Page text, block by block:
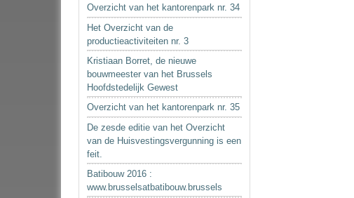
Overzicht van het kantorenpark nr. 34
Het Overzicht van de
productieactiviteiten nr. 3
Kristiaan Borret, de nieuwe
bouwmeester van het Brussels
Hoofdstedelijk Gewest
Overzicht van het kantorenpark nr. 35
De zesde editie van het Overzicht
van de Huisvestingsvergunning is een
feit.
Batibouw 2016 :
www.brusselsatbatibouw.brussels